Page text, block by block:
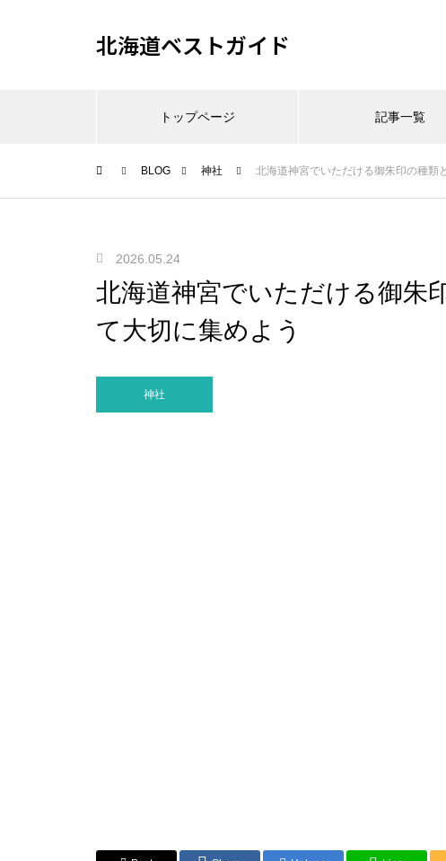
北海道ベストガイド
トップページ 記事一覧
BLOG 神社 北海道神宮でいただける御朱印の種類
2026.05.24
北海道神宮でいただける御朱
て大切に集めよう
神社